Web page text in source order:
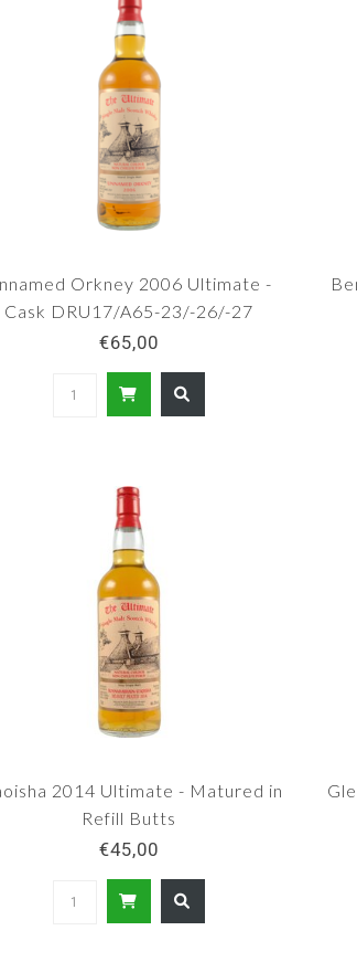
Orkney 2006 Ultimate -
Cask DRU17/A65-23/-26/-27
€65,00
2014 Ultimate - Matured in
Refill Butts
€45,00